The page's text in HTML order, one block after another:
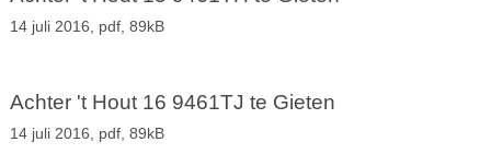
14 juli 2016, pdf, 89kB
Achter 't Hout 16 9461TJ te Gieten
14 juli 2016, pdf, 89kB